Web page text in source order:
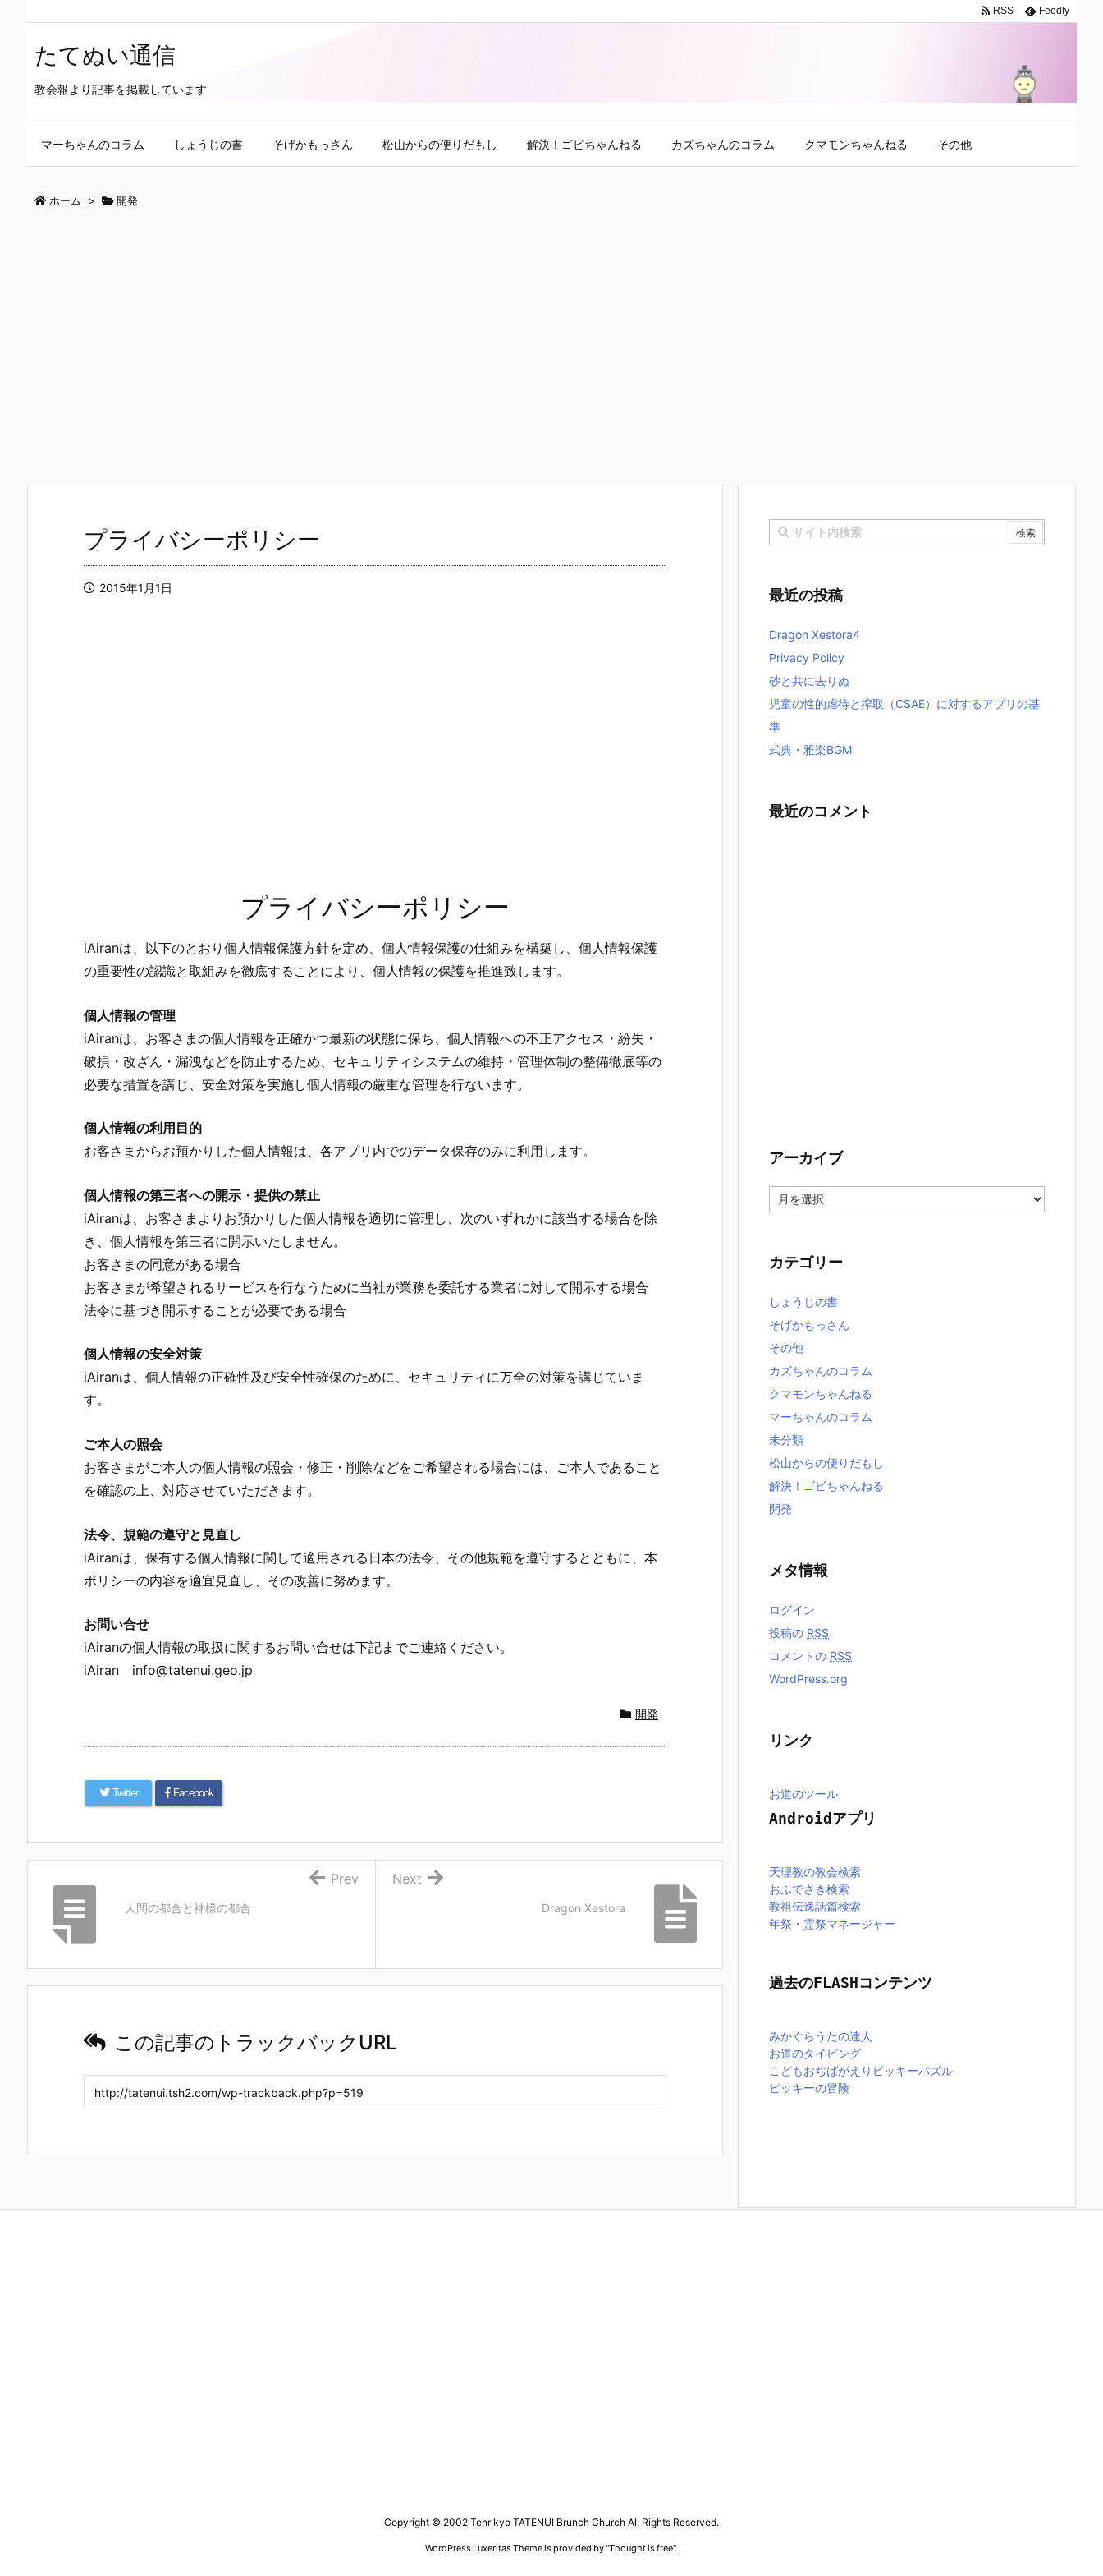
たてぬい通信
教会報より記事を掲載しています
マーちゃんのコラム しょうじの書 そげかもっさん 松山からの便りだもし 解決！ゴビちゃんねる カズちゃんのコラム クマモンちゃんねる その他
RSS Feedly
ホーム > 開発
プライバシーポリシー
2015年1月1日
プライバシーポリシー
iAiranは、以下のとおり個人情報保護方針を定め、個人情報保護の仕組みを構築し、個人情報保護
の重要性の認識と取組みを徹底することにより、個人情報の保護を推進致します。
個人情報の管理
iAiranは、お客さまの個人情報を正確かつ最新の状態に保ち、個人情報への不正アクセス・紛失・
破損・改ざん・漏洩などを防止するため、セキュリティシステムの維持・管理体制の整備徹底等の
必要な措置を講じ、安全対策を実施し個人情報の厳重な管理を行ないます。
個人情報の利用目的
お客さまからお預かりした個人情報は、各アプリ内でのデータ保存のみに利用します。
個人情報の第三者への開示・提供の禁止
iAiranは、お客さまよりお預かりした個人情報を適切に管理し、次のいずれかに該当する場合を除
き、個人情報を第三者に開示いたしません。
お客さまの同意がある場合
お客さまが希望されるサービスを行なうために当社が業務を委託する業者に対して開示する場合
法令に基づき開示することが必要である場合
個人情報の安全対策
iAiranは、個人情報の正確性及び安全性確保のために、セキュリティに万全の対策を講じていま
す。
ご本人の照会
お客さまがご本人の個人情報の照会・修正・削除などをご希望される場合には、ご本人であること
を確認の上、対応させていただきます。
法令、規範の遵守と見直し
iAiranは、保有する個人情報に関して適用される日本の法令、その他規範を遵守するとともに、本
ポリシーの内容を適宜見直し、その改善に努めます。
お問い合せ
iAiranの個人情報の取扱に関するお問い合せは下記までご連絡ください。
iAiran info@tatenui.geo.jp
開発
Twitter Facebook
Dragon Xestora
Next
人間の都合と神様の都合
Prev
この記事のトラックバックURL
最近の投稿
Dragon Xestora4
Privacy Policy
砂と共に去りぬ
児童の性的虐待と搾取（CSAE）に対するアプリの基
準
式典・雅楽BGM
最近のコメント
アーカイブ
ー
ブ
カテゴリー
しょうじの書
そげかもっさん
その他
カズちゃんのコラム
クマモンちゃんねる
マーちゃんのコラム
未分類
松山からの便りだもし
解決！ゴビちゃんねる
開発
メタ情報
ログイン
投稿の RSS
コメントの RSS
WordPress.org
リンク
お道のツール
Androidアプリ
天理教の教会検索
おふでさき検索
教祖伝逸話篇検索
年祭・霊祭マネージャー
過去のFLASHコンテンツ
みかぐらうたの達人
お道のタイピング
こどもおぢばがえりピッキーパズル
ピッキーの冒険
Copyright © 2002 Tenrikyo TATENUI Brunch Church All Rights Reserved.
WordPress Luxeritas Theme is provided by "Thought is free".